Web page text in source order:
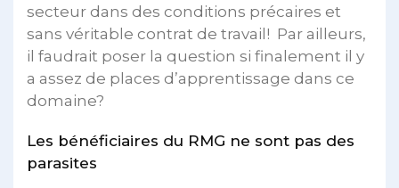
secteur dans des conditions précaires et
sans véritable contrat de travail! Par ailleurs,
il faudrait poser la question si finalement il y
a assez de places d’apprentissage dans ce
domaine?
Les bénéficiaires du RMG ne sont pas des
parasites